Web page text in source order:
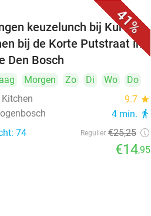
41%
keuzelunch bij Kuro's
bij de Korte Putstraat in
Den Bosch
Morgen Zo Di Wo
Do
Kitchen
9.7 star
4 min. directions_walk
74 Regulier €25,25
€14,95